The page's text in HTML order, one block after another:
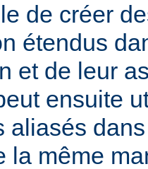
de créer
étendus
et de leur
ensuite
aliasés
la même